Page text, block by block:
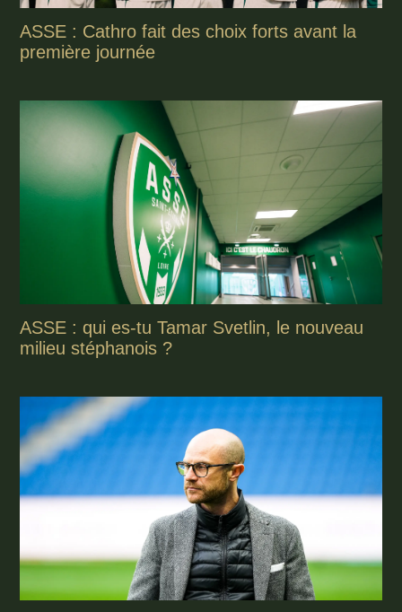
ASSE : Cathro fait des choix forts avant la
première journée
ASSE : qui es-tu Tamar Svetlin, le nouveau
milieu stéphanois ?